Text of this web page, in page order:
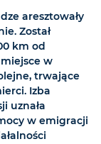
aresztowały
Został
km od
miejsce w
trwające
Izba
uznała
w emigracji